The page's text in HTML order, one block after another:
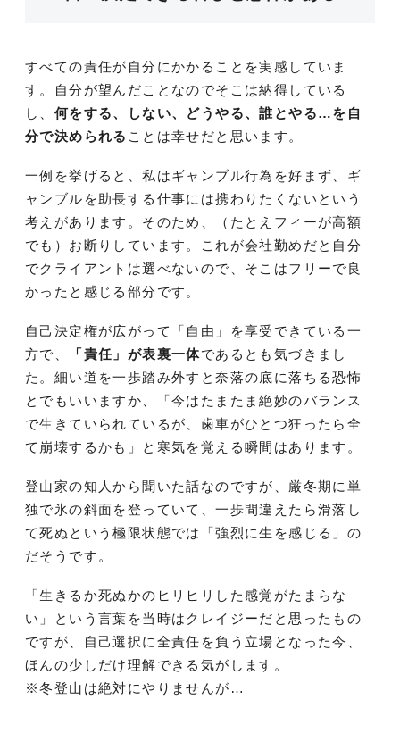
すべての責任が自分にかかることを実感していま
す。自分が望んだことなのでそこは納得している
し、 何をする、しない、どうやる、誰とやる…を自
分で決められる ことは幸せだと思います。
一例を挙げると、私はギャンブル行為を好まず、ギ
ャンブルを助長する仕事には携わりたくないという
考えがあります。そのため、（たとえフィーが高額
でも）お断りしています。これが会社勤めだと自分
でクライアントは選べないので、そこはフリーで良
かったと感じる部分です。
自己決定権が広がって「自由」を享受できている一
方で、
「責任」が表裏一体であるとも気づきまし
た。細い道を一歩踏み外すと奈落の底に落ちる恐怖
とでもいいますか、「今はたまたま絶妙のバランス
で生きていられているが、歯車がひとつ狂ったら全
て崩壊するかも」と寒気を覚える瞬間はあります。
登山家の知人から聞いた話なのですが、厳冬期に単
独で氷の斜面を登っていて、一歩間違えたら滑落し
て死ぬという極限状態では「強烈に生を感じる」の
だそうです。
「生きるか死ぬかのヒリヒリした感覚がたまらな
い」という言葉を当時はクレイジーだと思ったもの
ですが、自己選択に全責任を負う立場となった今、
ほんの少しだけ理解できる気がします。
※冬登山は絶対にやりませんが…